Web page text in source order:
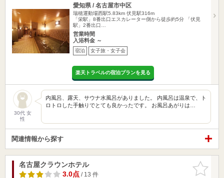
愛知県 / 名古屋市中区
瑞穂運動場西駅5.83km 伏見駅316m
「栄駅」8番出口エスカレーター側から徒歩約5分 「伏見
駅」2番出口…
営業時間
入浴料金 ～
宿泊 女子旅・女子会
楽天トラベルの宿泊プランを見る
30代 女
性
内風呂、露天、サウナ水風呂がありました。 内風呂は温泉で、ト
ロトロした手触りでとても良かったです。 お風呂あがりは…
関連情報から探す
お気に入
りに追加
名古屋クラウンホテル
3.0点/ 13 件